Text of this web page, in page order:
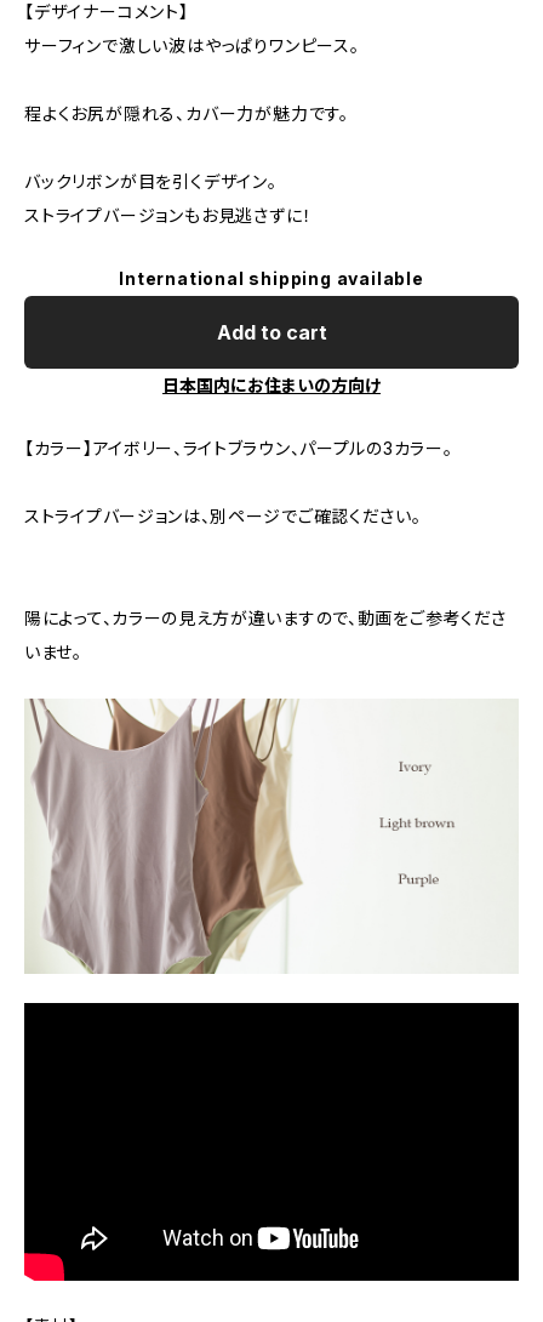
【デザイナーコメント】
サーフィンで激しい波はやっぱりワンピース。
程よくお尻が隠れる、カバー力が魅力です。
バックリボンが目を引くデザイン。
ストライプバージョンもお見逃さずに！
International shipping available
Add to cart
日本国内にお住まいの方向け
【カラー】アイボリー、ライトブラウン、パープルの3カラー。
ストライプバージョンは、別ページでご確認ください。
陽によって、カラーの見え方が違いますので、動画をご参考くださ
いませ。